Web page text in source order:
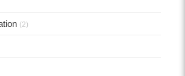
(2)